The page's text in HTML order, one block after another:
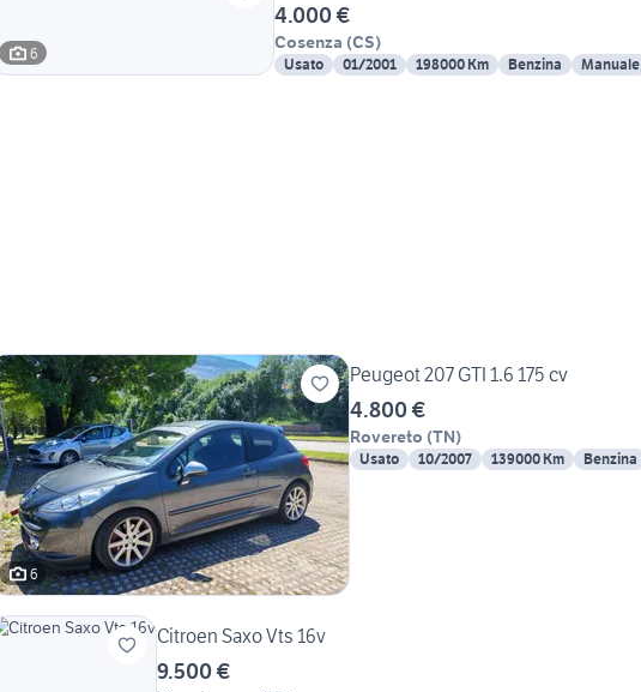
6
4.000 €
Cosenza (CS)
Usato 01/2001 198000 Km Benzina Manuale
6
Peugeot 207 GTI 1.6 175 cv
4.800 €
Rovereto (TN)
Usato 10/2007 139000 Km Benzina
Citroen Saxo Vts 16v
9.500 €